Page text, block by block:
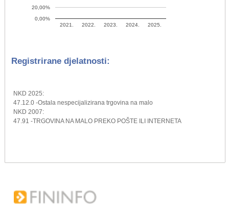
2021. 2022. 2023. 2024. 2025.
0,00%
20,00%
Registrirane djelatnosti:
NKD 2025:
47.12.0 -Ostala nespecijalizirana trgovina na malo
NKD 2007:
47.91 -TRGOVINA NA MALO PREKO POŠTE ILI INTERNETA